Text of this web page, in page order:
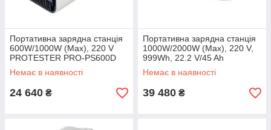
Портативна зарядна станція
600W/1000W (Max), 220 V
PROTESTER PRO-PS600D
Немає в наявності
24 640 ₴
Портативна зарядна станція
1000W/2000W (Max), 220 V,
999Wh, 22.2 V/45 Ah
(2700000mAh/3.7V)
PROTESTER PRO-PS1000F
Немає в наявності
39 480 ₴